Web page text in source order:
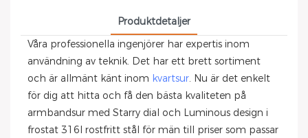
Produktdetaljer
Våra professionella ingenjörer har expertis inom
användning av teknik. Det har ett brett sortiment
och är allmänt känt inom kvartsur. Nu är det enkelt
för dig att hitta och få den bästa kvaliteten på
armbandsur med Starry dial och Luminous design i
frostat 316l rostfritt stål för män till priser som passar